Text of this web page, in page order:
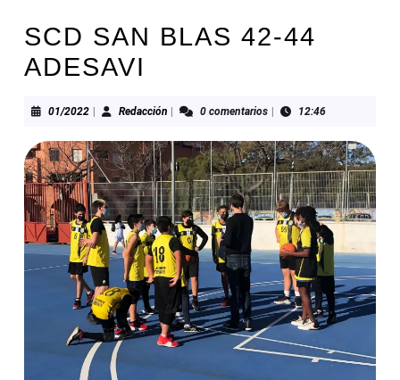
SCD SAN BLAS 42-44
ADESAVI
01/202201/2022RedacciónRedacción0 comentarios 12:46